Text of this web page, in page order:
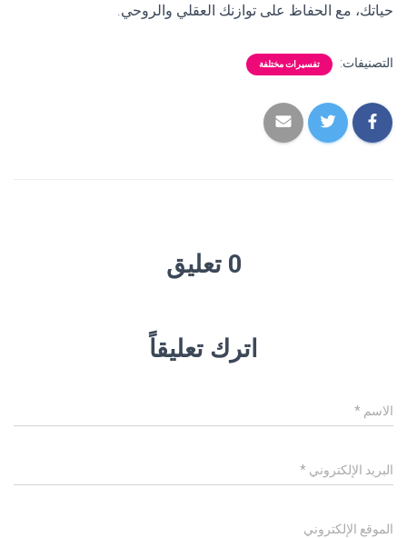
حياتك، مع الحفاظ على توازنك العقلي والروحي.
التصنيفات: تفسيرات مختلفة
0 تعليق
اترك تعليقاً
الاسم *
البريد الإلكتروني *
الموقع الإلكتروني